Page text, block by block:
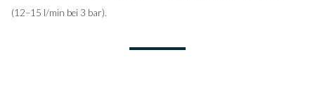
(12–15 l/min bei 3 bar).